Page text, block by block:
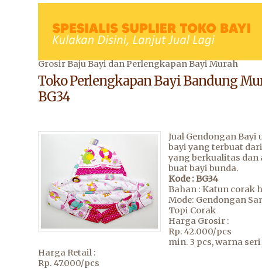
Grosir Baju Bayi dan Perlengkapan Bayi Murah
Toko Perlengkapan Bayi Bandung
BG34
Jual Gendongan Bayi
bayi yang terbuat
yang berkualitas dan
buat bayi bunda.
Kode : BG34
Bahan : Katun corak
Mode: Gendongan
Topi Corak
Harga Grosir :
Rp. 42.000/pcs
min. 3 pcs, warna seri
Harga Retail :
Rp. 47.000/pcs